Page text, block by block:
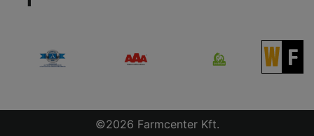
©2026 Farmcenter Kft.